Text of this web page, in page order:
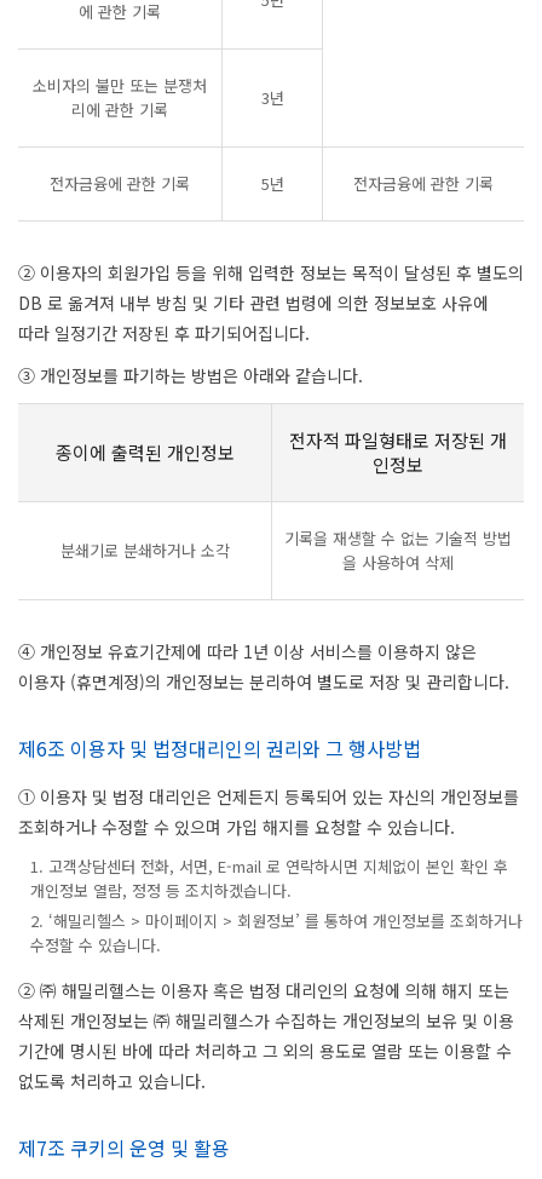
에 관한 기록
소비자의 불만 또는 분쟁처
리에 관한 기록
3년
전자금융에 관한 기록 5년 전자금융에 관한 기록
② 이용자의 회원가입 등을 위해 입력한 정보는 목적이 달성된 후 별도의
DB 로 옮겨져 내부 방침 및 기타 관련 법령에 의한 정보보호 사유에
따라 일정기간 저장된 후 파기되어집니다.
③ 개인정보를 파기하는 방법은 아래와 같습니다.
종이에 출력된 개인정보
전자적 파일형태로 저장된 개
인정보
분쇄기로 분쇄하거나 소각
기록을 재생할 수 없는 기술적 방법
을 사용하여 삭제
④ 개인정보 유효기간제에 따라 1년 이상 서비스를 이용하지 않은
이용자 (휴면계정)의 개인정보는 분리하여 별도로 저장 및 관리합니다.
제6조 이용자 및 법정대리인의 권리와 그 행사방법
① 이용자 및 법정 대리인은 언제든지 등록되어 있는 자신의 개인정보를
조회하거나 수정할 수 있으며 가입 해지를 요청할 수 있습니다.
1. 고객상담센터 전화, 서면, E-mail 로 연락하시면 지체없이 본인 확인 후
개인정보 열람, 정정 등 조치하겠습니다.
2. ‘해밀리헬스 > 마이페이지 > 회원정보’ 를 통하여 개인정보를 조회하거나
수정할 수 있습니다.
② ㈜ 해밀리헬스는 이용자 혹은 법정 대리인의 요청에 의해 해지 또는
삭제된 개인정보는 ㈜ 해밀리헬스가 수집하는 개인정보의 보유 및 이용
기간에 명시된 바에 따라 처리하고 그 외의 용도로 열람 또는 이용할 수
없도록 처리하고 있습니다.
제7조 쿠키의 운영 및 활용